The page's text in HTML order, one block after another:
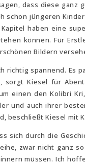
dass diese
schon jüngeren
haben eine
können. Für
Bildern
richtig spannend. Es
Kiesel für
einen den Kolibri
und auch ihrer
beschließt Kiesel mit
sich durch die
zwar nicht ganz
müssen. Ich